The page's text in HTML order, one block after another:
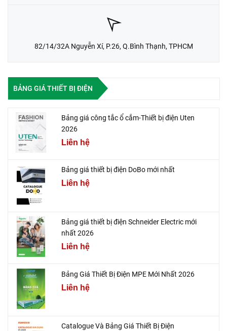
82/14/32A Nguyễn Xí, P.26, Q.Bình Thạnh, TPHCM
BẢNG GIÁ THIẾT BỊ ĐIỆN
Bảng giá công tắc ổ cắm-Thiết bị điện Uten
2026
Liên hệ
Bảng giá thiết bị điện DoBo mới nhất
Liên hệ
Bảng giá thiết bị điện Schneider Electric mới
nhất 2026
Liên hệ
Bảng Giá Thiết Bị Điện MPE Mới Nhất 2026
Liên hệ
Catalogue Và Bảng Giá Thiết Bị Điện